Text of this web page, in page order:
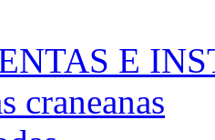
E
craneanas